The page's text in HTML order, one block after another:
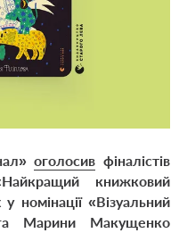
оголосив фіналістів
книжковий
номінації «Візуальний
Марини Макущенко